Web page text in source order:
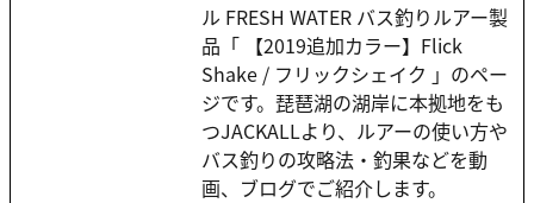
ル FRESH WATER バス釣りルアー製
品「 【2019追加カラー】Flick
Shake / フリックシェイク 」のペー
ジです。琵琶湖の湖岸に本拠地をも
つJACKALLより、ルアーの使い方や
バス釣りの攻略法・釣果などを動
画、ブログでご紹介します。